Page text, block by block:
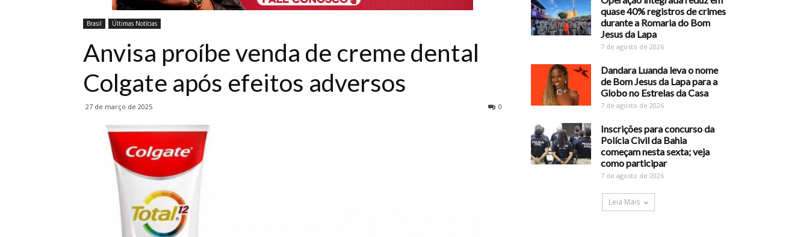
Brasil Últimas Notícias
Anvisa proíbe venda de creme dental
Colgate após efeitos adversos
27 de março de 2025 0
quase 40% registros de crimes
durante a Romaria do Bom
Jesus da Lapa
7 de agosto de 2026
Dandara Luanda leva o nome
de Bom Jesus da Lapa para a
Globo no Estrelas da Casa
7 de agosto de 2026
Inscrições para concurso da
Polícia Civil da Bahia
começam nesta sexta; veja
como participar
7 de agosto de 2026
Leia Mais